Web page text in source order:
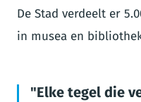
De Stad verdeelt er
in musea en
Elke tegel die